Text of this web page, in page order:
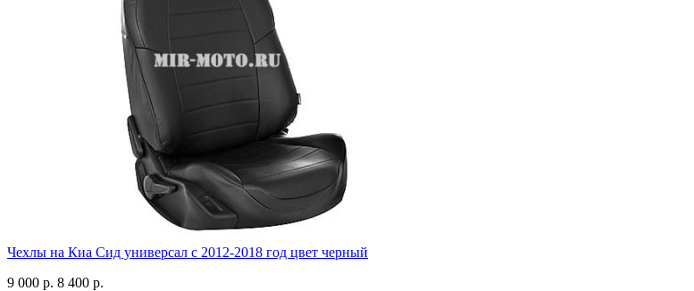
Чехлы на Киа Сид универсал с 2012-2018 год цвет черный
9 000 р. 8 400 р.